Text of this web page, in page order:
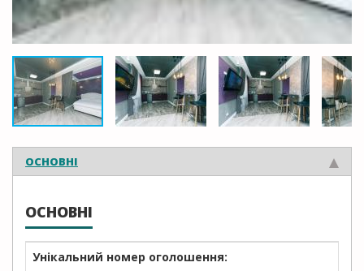
ОСНОВНІ
ОСНОВНІ
Унікальний номер оголошення: